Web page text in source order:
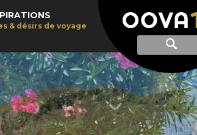
Afficher
recherche
Recherche
& désirs de voyage